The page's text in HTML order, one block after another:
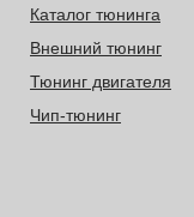
Каталог тюнинга
Внешний тюнинг
Тюнинг двигателя
Чип-тюнинг